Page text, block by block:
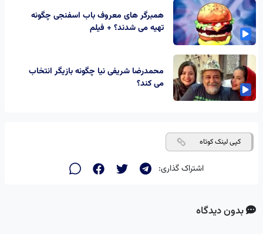
همبرگر های معروف باب اسفنجی چگونه
تهیه می شدند؟ + فیلم
محمدرضا شریفی نیا چگونه بازیگر انتخاب
می کند؟
کپی لینک کوتاه
اشتراک گذاری:
بدون دیدگاه